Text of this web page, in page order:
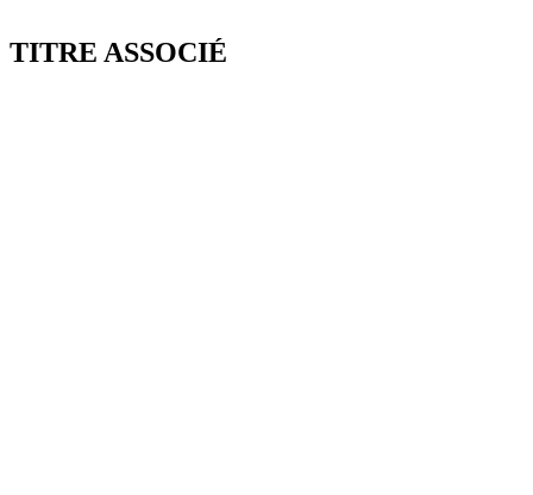
TITRE ASSOCIÉ